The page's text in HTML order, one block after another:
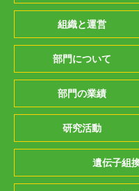
組織と運営
部門について
部門の業績
研究活動
遺伝子組